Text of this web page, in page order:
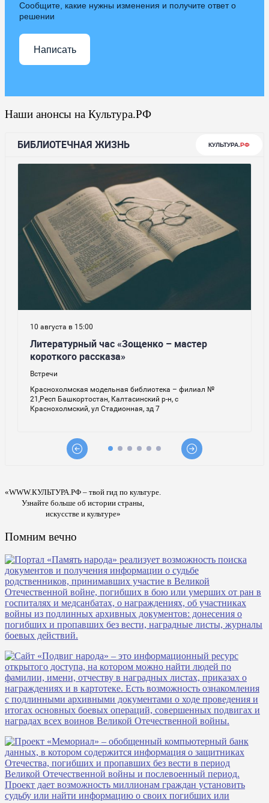
Сообщите, какие нужны изменения и получите ответ о
решении
Написать
Наши анонсы на Культура.РФ
«WWW.КУЛЬТУРА.РФ – твой гид по культуре.
Узнайте больше об истории страны,
искусстве и культуре»
Помним вечно